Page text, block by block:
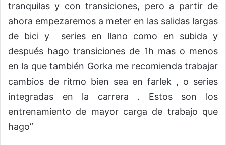
tranquilas y con transiciones, pero a partir de
ahora empezaremos a meter en las salidas largas
de bici y series en llano como en subida y
después hago transiciones de 1h mas o menos
en la que también Gorka me recomienda trabajar
cambios de ritmo bien sea en farlek , o series
integradas en la carrera . Estos son los
entrenamiento de mayor carga de trabajo que
hago”